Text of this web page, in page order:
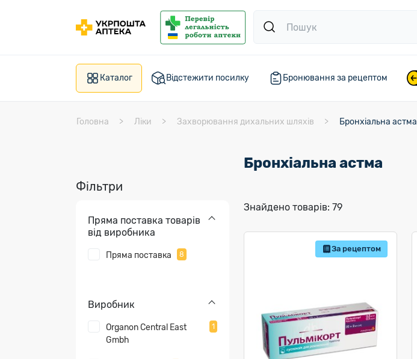
Каталог Відстежити посилку Бронювання за рецептом
Головна Ліки Захворювання дихальних шляхів Бронхіальна астма
Фільтри
Пряма поставка товарів
від виробника
Пряма поставка 8
Виробник
Organon Central East
Gmbh
1
Бронхіальна астма
Знайдено товарів: 79
За рецептом